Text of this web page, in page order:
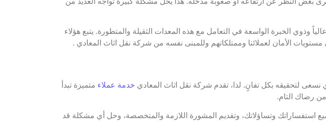
وذوي الخبرة الواسعة في التعامل مع هذه المعدات الثقيلة والمتطورة. يتبع هؤلاء
مستويات الأمان لعملائنا وممتلكاتهم وللمبنى نفسه من شركة نقل اثاث المعادي .
نسعى لتحقيقه بكل تفانٍ. لذا، تقدم شركة نقل اثاث المعادي خدمة عملاء متميزة تبدأ
من رضاك التام.
استفساراتك وتساؤلاتك، وتقديم المشورة اللازمة والمتخصصة، وحل أي مشكلة قد